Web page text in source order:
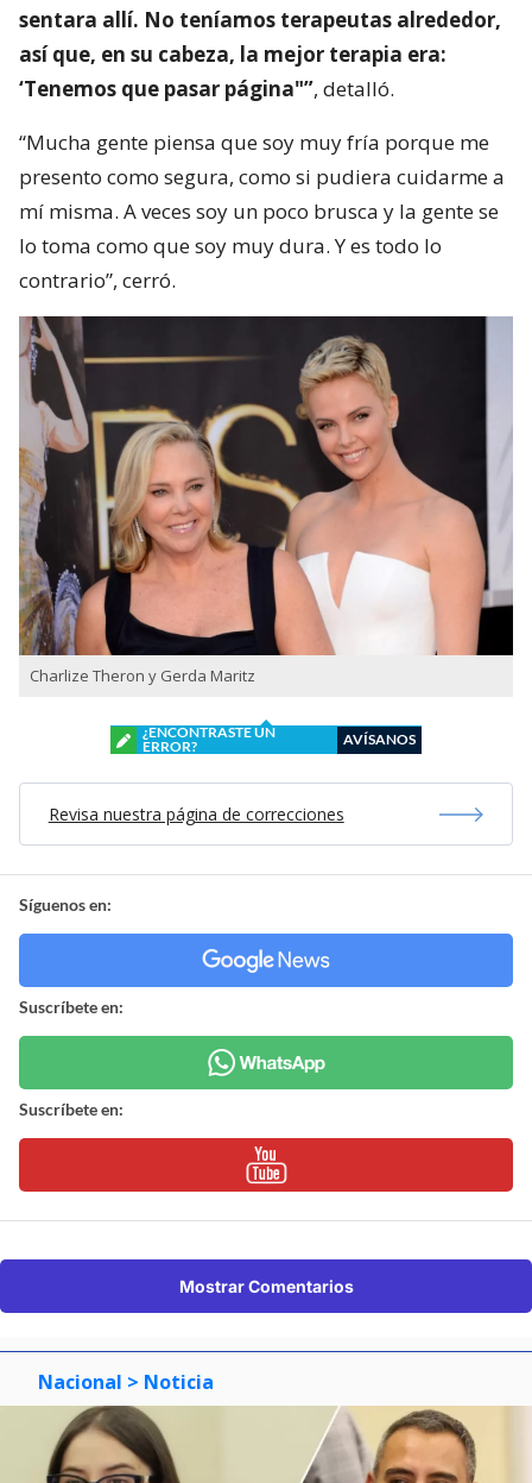
sentara allí. No teníamos terapeutas alrededor,
así que, en su cabeza, la mejor terapia era:
‘Tenemos que pasar página"”, detalló.
“Mucha gente piensa que soy muy fría porque me
presento como segura, como si pudiera cuidarme a
mí misma. A veces soy un poco brusca y la gente se
lo toma como que soy muy dura. Y es todo lo
contrario”, cerró.
Charlize Theron y Gerda Maritz
¿ENCONTRASTE UN
ERROR?
AVÍSANOS
Revisa nuestra página de correcciones
Síguenos en:
Suscríbete en:
Suscríbete en:
Mostrar Comentarios
Nacional > Noticia